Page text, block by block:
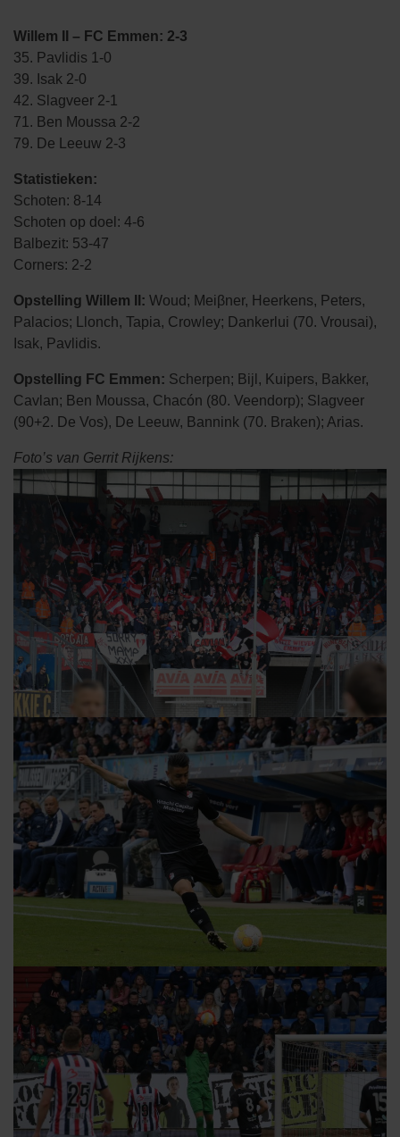
Willem II – FC Emmen: 2-3
35. Pavlidis 1-0
39. Isak 2-0
42. Slagveer 2-1
71. Ben Moussa 2-2
79. De Leeuw 2-3
Statistieken:
Schoten: 8-14
Schoten op doel: 4-6
Balbezit: 53-47
Corners: 2-2
Opstelling Willem II: Woud; Meiβner, Heerkens, Peters,
Palacios; Llonch, Tapia, Crowley; Dankerlui (70. Vrousai),
Isak, Pavlidis.
Opstelling FC Emmen: Scherpen; Bijl, Kuipers, Bakker,
Cavlan; Ben Moussa, Chacón (80. Veendorp); Slagveer
(90+2. De Vos), De Leeuw, Bannink (70. Braken); Arias.
Foto’s van Gerrit Rijkens: